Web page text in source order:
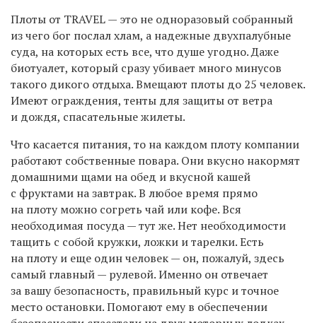
Плоты от TRAVEL — это не одноразовый собранный
из чего бог послал хлам, а надежные двухпалубные
суда, на которых есть все, что душе угодно. Даже
биотуалет, который сразу убивает много минусов
такого дикого отдыха. Вмещают плоты до 25 человек.
Имеют ограждения, тенты для защиты от ветра
и дождя, спасательные жилеты.
Что касается питания, то на каждом плоту компании
работают собственные повара. Они вкусно накормят
домашними щами на обед и вкусной кашей
с фруктами на завтрак. В любое время прямо
на плоту можно согреть чай или кофе. Вся
необходимая посуда — тут же. Нет необходимости
тащить с собой кружки, ложки и тарелки. Есть
на плоту и еще один человек — он, пожалуй, здесь
самый главный — рулевой. Именно он отвечает
за вашу безопасность, правильный курс и точное
место остановки. Помогают ему в обеспечении